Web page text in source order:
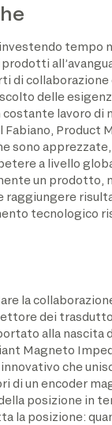
tempo
delle
lavoro
sono
a livello
un prodotto,
tecnologico
la
dei
alla nascita
Magneto
che
un encoder
posizione in
la posizione: